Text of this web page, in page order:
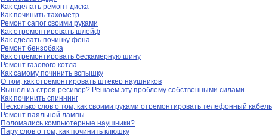
Как сделать ремонт диска
Как починить тахометр
Ремонт сапог своими руками
Как отремонтировать шлейф
Как сделать починку фена
Ремонт бензобака
Как отремонтировать бескамерную шину
Ремонт газового котла
Как самому починить вспышку
О том, как отремонтировать штекер наушников
Вышел из строя ресивер? Решаем эту проблему собственными силами
Как починить спиннинг
Несколько слов о том, как своими руками отремонтировать телефонный кабель
Ремонт паяльной лампы
Поломались компьютерные наушники?
Пару слов о том, как починить клюшку